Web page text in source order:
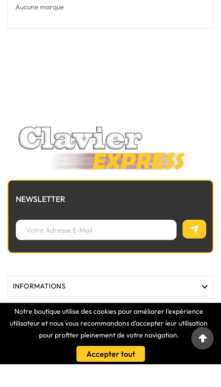
Notre boutique utilise des cookies pour améliorer l'expérience
utilisateur et nous vous recommandons d'accepter leur utilisation
pour profiter pleinement de votre navigation.
Accepter tout
Aucune marque
NEWSLETTER
INFORMATIONS 
MAGASIN 

VOTRE COMPTE 